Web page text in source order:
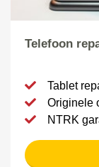
Telefoon
Tablet
Originele
NTRK